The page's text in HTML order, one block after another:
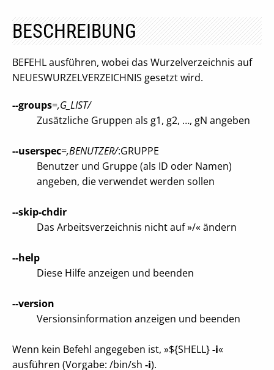
BESCHREIBUNG
BEFEHL ausführen, wobei das Wurzelverzeichnis auf
NEUESWURZELVERZEICHNIS gesetzt wird.
--groups=,G_LIST/
Zusätzliche Gruppen als g1, g2, …, gN angeben
--userspec=,BENUTZER/:GRUPPE
Benutzer und Gruppe (als ID oder Namen)
angeben, die verwendet werden sollen
--skip-chdir
Das Arbeitsverzeichnis nicht auf »/« ändern
--help
Diese Hilfe anzeigen und beenden
--version
Versionsinformation anzeigen und beenden
Wenn kein Befehl angegeben ist, »${SHELL}-i«
ausführen (Vorgabe: /bin/sh -i).